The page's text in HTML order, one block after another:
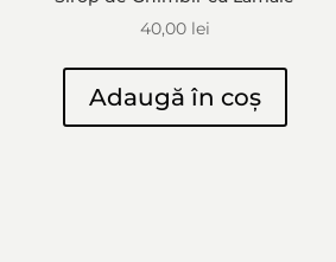
40,00 lei
Adaugă în coș